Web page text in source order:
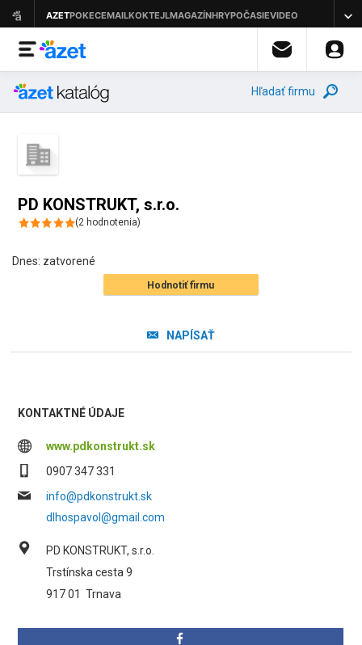
Hľadať firmu
PD KONSTRUKT, s.r.o.
(2 hodnotenia)
Dnes: zatvorené
Hodnotiť firmu
NAPÍSAŤ
KONTAKTNÉ ÚDAJE
www.pdkonstrukt.sk
0907 347 331
info@pdkonstrukt.sk
dlhospavol@gmail.com
PD KONSTRUKT, s.r.o.
Trstínska cesta 9
917 01 Trnava